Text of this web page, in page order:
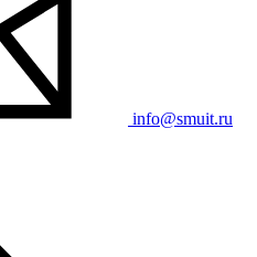
info@smuit.ru